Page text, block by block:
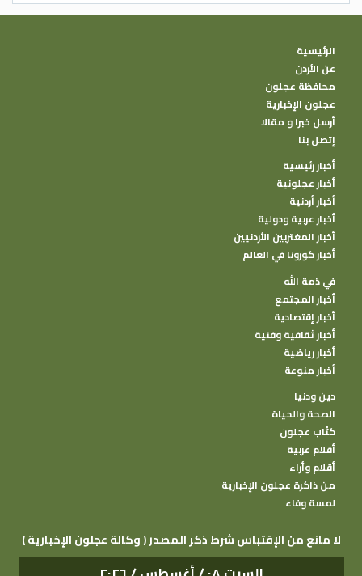
الرئيسية
عن الأردن
محافظة عجلون
عجلون الإخبارية
أرسل خبرا و مقالا
إتصل بنا
أخبار رئيسية
أخبار عجلونية
أخبار أردنية
أخبار عربية ودولية
أخبار المغتربين الأردنيين
أخبار كورونا في العالم
في ذمة الله
أخبار المجتمع
أخبار إقتصادية
أخبار ثقافية وفنية
أخبار رياضية
أخبار منوعة
دين ودنيا
الصحة والحياة
كتًاب عجلون
أقلام عربية
أقلام وأراء
من ذاكرة عجلون الإخبارية
لمسة وفاء
( وكالة عجلون الإخبارية ) لا مانع من الإقتباس شرط ذكر المصدر